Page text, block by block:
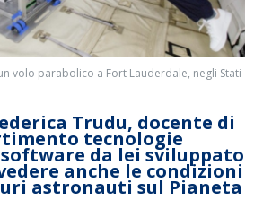
volo parabolico a Fort Lauderdale, negli Stati
Trudu, docente di
tecnologie
da lei sviluppato
anche le condizioni
astronauti sul Pianeta